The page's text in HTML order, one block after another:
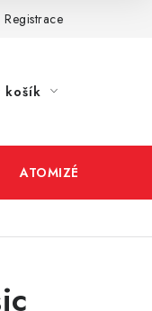
Registrace
košík
ATOMIZÉRY A